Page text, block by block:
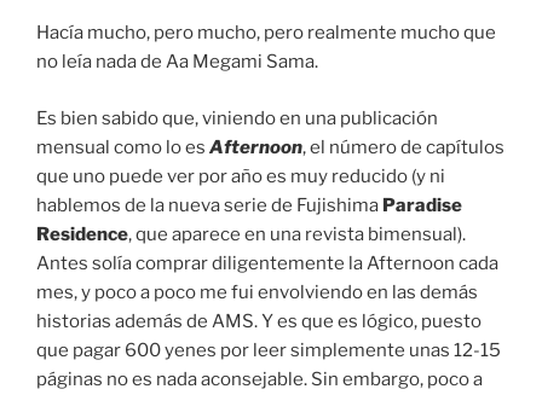
Hacía mucho, pero mucho, pero realmente mucho que
no leía nada de Aa Megami Sama.
Es bien sabido que, viniendo en una publicación
mensual como lo es Afternoon, el número de capítulos
que uno puede ver por año es muy reducido (y ni
hablemos de la nueva serie de Fujishima Paradise
Residence, que aparece en una revista bimensual).
Antes solía comprar diligentemente la Afternoon cada
mes, y poco a poco me fui envolviendo en las demás
historias además de AMS. Y es que es lógico, puesto
que pagar 600 yenes por leer simplemente unas 12-15
páginas no es nada aconsejable. Sin embargo, poco a